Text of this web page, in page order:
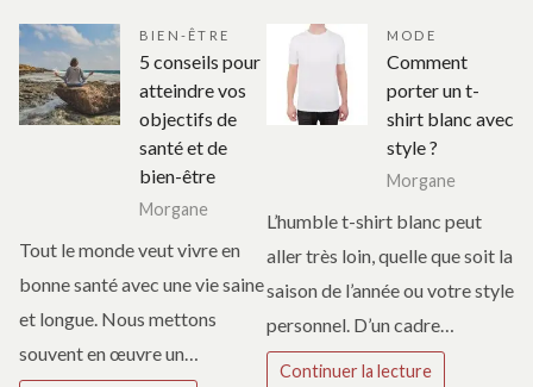
BIEN-ÊTRE
5 conseils pour
atteindre vos
objectifs de
santé et de
bien-être
Morgane
Tout le monde veut vivre en
bonne santé avec une vie saine
et longue. Nous mettons
souvent en œuvre un…
MODE
Comment
porter un t-
shirt blanc avec
style ?
Morgane
L’humble t-shirt blanc peut
aller très loin, quelle que soit la
saison de l’année ou votre style
personnel. D’un cadre…
Continuer la lecture